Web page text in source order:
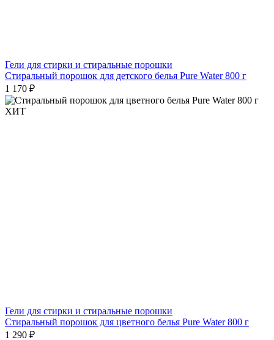
Гели для стирки и стиральные порошки
Стиральный порошок для детского белья Pure Water 800 г
1 170 ₽
ХИТ
Гели для стирки и стиральные порошки
Стиральный порошок для цветного белья Pure Water 800 г
1 290 ₽